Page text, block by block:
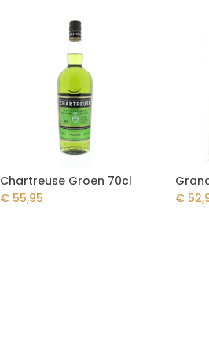
Chartreuse Groen 70cl
€ 55,95
€